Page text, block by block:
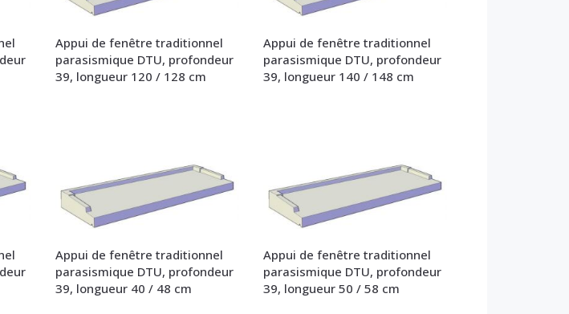
Appui de fenêtre traditionnel
parasismique DTU, profondeur
39, longueur 120 / 128 cm
Appui de fenêtre traditionnel
parasismique DTU, profondeur
39, longueur 140 / 148 cm
Appui de fenêtre traditionnel
parasismique DTU, profondeur
39, longueur 40 / 48 cm
Appui de fenêtre traditionnel
parasismique DTU, profondeur
39, longueur 50 / 58 cm